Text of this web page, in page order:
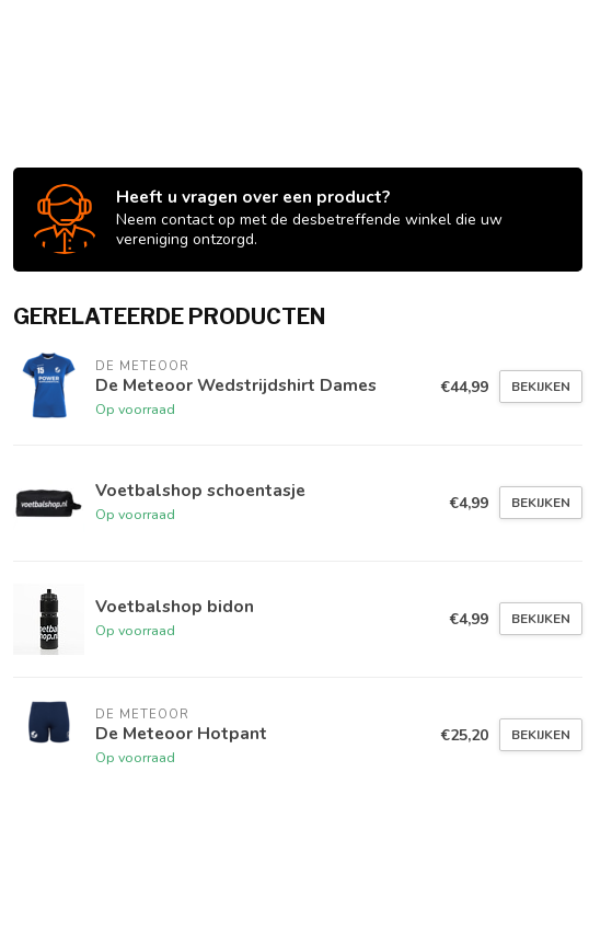
Heeft u vragen over een product?
Neem contact op met de desbetreffende winkel die uw
vereniging ontzorgd.
GERELATEERDE PRODUCTEN
DE METEOOR
De Meteoor Wedstrijdshirt Dames
Op voorraad
€44,99 BEKIJKEN
Voetbalshop schoentasje
Op voorraad
€4,99 BEKIJKEN
Voetbalshop bidon
Op voorraad
€4,99 BEKIJKEN
DE METEOOR
De Meteoor Hotpant
Op voorraad
€25,20 BEKIJKEN